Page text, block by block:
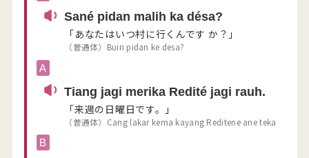
Sané pidan malih ka désa?
「あなたはいつ村に行くんです か？」
（普通体）Buin pidan ke desa?
A
Tiang jagi merika Redité jagi rauh.
「来週の日曜日です。」
（普通体）Cang lakar kema kayang Reditene ane teka
B